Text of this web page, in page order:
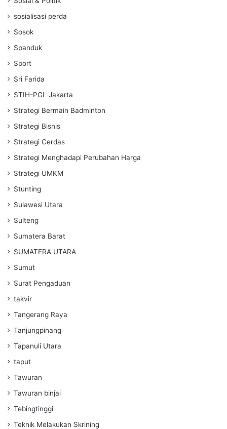
sosialisasi perda
Sosok
Spanduk
Sport
Sri Farida
STIH-PGL Jakarta
Strategi Bermain Badminton
Strategi Bisnis
Strategi Cerdas
Strategi Menghadapi Perubahan Harga
Strategi UMKM
Stunting
Sulawesi Utara
Sulteng
Sumatera Barat
SUMATERA UTARA
Sumut
Surat Pengaduan
takvir
Tangerang Raya
Tanjungpinang
Tapanuli Utara
taput
Tawuran
Tawuran binjai
Tebingtinggi
Teknik Melakukan Skrining